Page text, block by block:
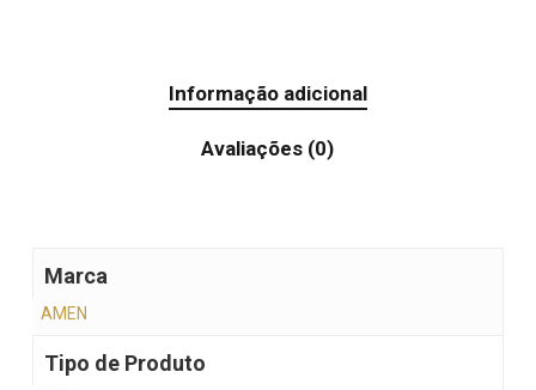
Informação adicional
Avaliações (0)
Marca
AMEN
Tipo de Produto